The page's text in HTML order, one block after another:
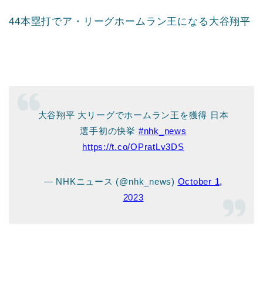
44本塁打でア・リーグホームラン王になる大谷翔平
大谷翔平 大リーグでホームラン王を獲得 日本
選手初の快挙 #nhk_news
https://t.co/OPratLv3DS
— NHKニュース (@nhk_news) October 1,
2023